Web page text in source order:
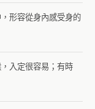
形容從身內感受身的
入定很容易；有時